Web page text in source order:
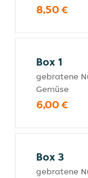
8,50 €
Box 1
gebratene
Gemüse
6,00 €
Box 3
gebratene